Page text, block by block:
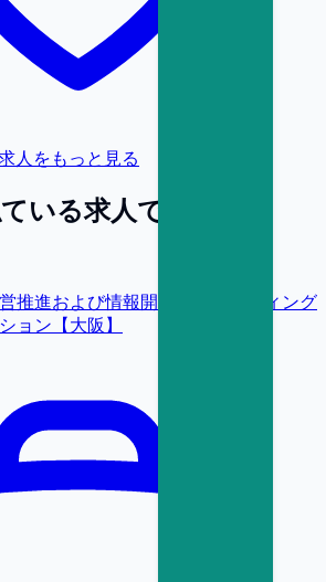
人をもっと見る
いる求人で探す
推進および情報開示・ブランディング
ョン【大阪】